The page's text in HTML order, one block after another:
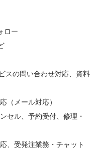
ロー
スの問い合わせ対応、資料
（メール対応）
セル、予約受付、修理・
、受発注業務・チャット